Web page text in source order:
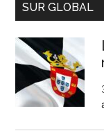
SUR GLOBAL